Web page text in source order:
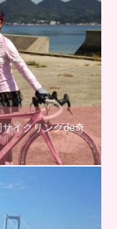
イクリングde奇